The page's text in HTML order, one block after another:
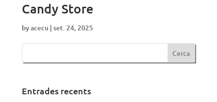
Candy Store
byacecu | set. 24, 2025
Entrades recents